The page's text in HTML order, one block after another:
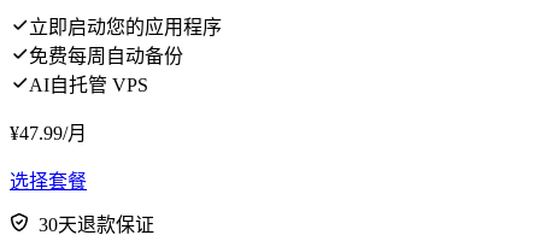
立即启动您的应用程序
免费每周自动备份
AI自托管 VPS
¥47.99/月
选择套餐
30天退款保证